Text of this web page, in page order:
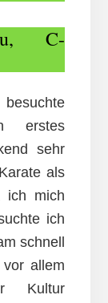
C-
erstes
sehr
als
ich mich
ich
schnell
allem
Kultur